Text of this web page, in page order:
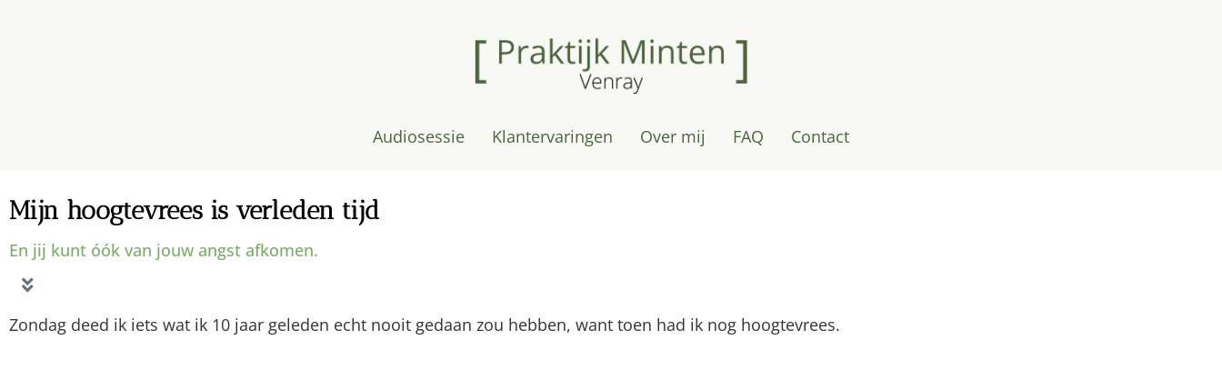
Audiosessie Klantervaringen Over mij FAQ Contact
Mijn hoogtevrees is verleden tijd
En jij kunt óók van jouw angst afkomen.
Zondag deed ik iets wat ik 10 jaar geleden echt nooit gedaan zou hebben, want toen had ik nog hoogtevrees.